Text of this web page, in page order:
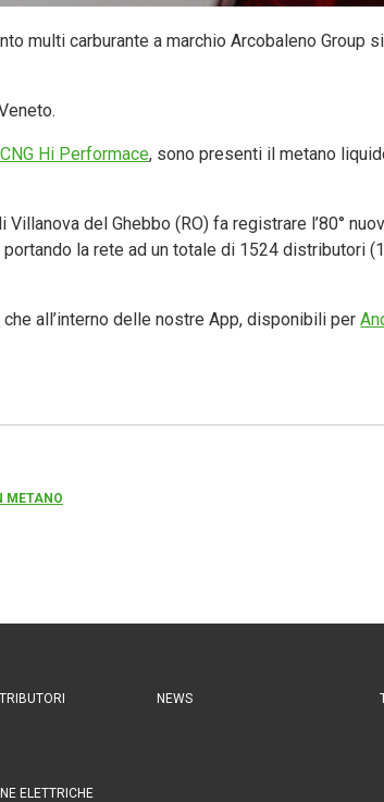
multi carburante a marchio Arcobaleno Group
Hi Performace, sono presenti il metano
del Ghebbo (RO) fa registrare l’80°
la rete ad un totale di 1524 distributori
che all’interno delle nostre App, disponibili per
METANO
ELETTRICHE
NEWS